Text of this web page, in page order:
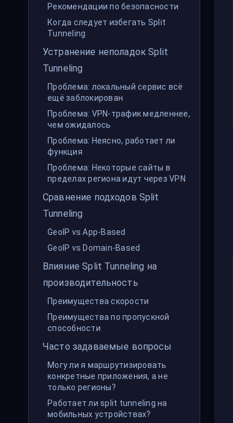
Рекомендации по безопасности
Когда следует избегать Split
Tunneling
Устранение неполадок Split
Tunneling
Проблема: локальный сервис всё
ещё заблокирован
Проблема: VPN-трафик медленнее,
чем ожидалось
Проблема: Неясно, работает ли
функция
Проблема: Некоторые сайты в
пределах региона идут через VPN
Сравнение подходов Split
Tunneling
GeoIP vs App-Based
GeoIP vs Domain-Based
Влияние Split Tunneling на
производительность
Преимущества скорости
Преимущества по пропускной
способности
Часто задаваемые вопросы
Могу ли я маршрутизировать
конкретные приложения, а не
только регионы?
Работает ли split tunneling на
мобильных устройствах?